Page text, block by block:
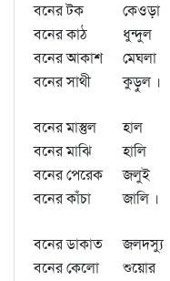
বনের টক
কেওড়া
বনের কাঠ
ধুন্দুল
বনের আকাশ মেঘলা
বনের সাথী
কুড়ুল ।
বনের মাস্তুল
হাল
বনের মাঝি
হালি
বনের পেরেক জলুই
বনের কাঁচা
জালি ।
বনের ডাকাত জলদস্যু
বনের কেলো
শুয়োর